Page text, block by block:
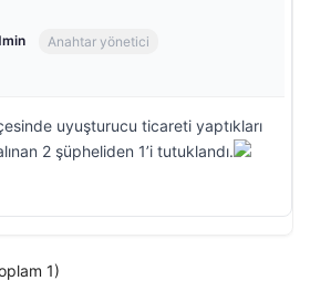
Anahtar yönetici
uyuşturucu ticareti yaptıkları
2 şüpheliden 1’i tutuklandı.
1)